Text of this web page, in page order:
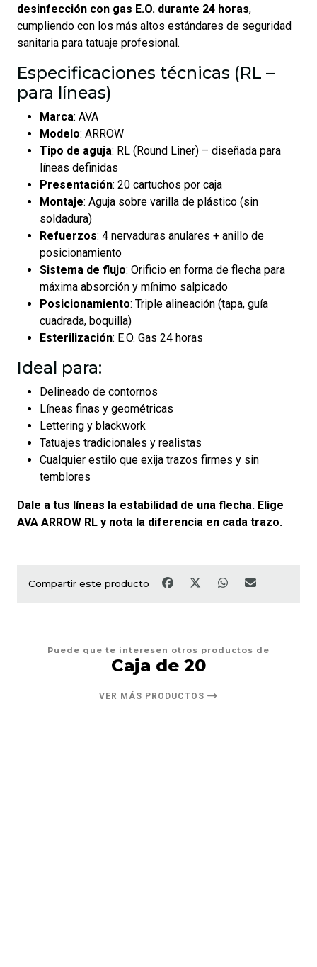
desinfección con gas E.O. durante 24 horas,
cumpliendo con los más altos estándares de seguridad
sanitaria para tatuaje profesional.
Especificaciones técnicas (RL –
para líneas)
Marca: AVA
Modelo: ARROW
Tipo de aguja: RL (Round Liner) – diseñada para
líneas definidas
Presentación: 20 cartuchos por caja
Montaje: Aguja sobre varilla de plástico (sin
soldadura)
Refuerzos: 4 nervaduras anulares + anillo de
posicionamiento
Sistema de flujo: Orificio en forma de flecha para
máxima absorción y mínimo salpicado
Posicionamiento: Triple alineación (tapa, guía
cuadrada, boquilla)
Esterilización: E.O. Gas 24 horas
Ideal para:
Delineado de contornos
Líneas finas y geométricas
Lettering y blackwork
Tatuajes tradicionales y realistas
Cualquier estilo que exija trazos firmes y sin
temblores
Dale a tus líneas la estabilidad de una flecha. Elige
AVA ARROW RL y nota la diferencia en cada trazo.
Compartir este producto
Puede que te interesen otros productos de
Caja de 20
VER MÁS PRODUCTOS